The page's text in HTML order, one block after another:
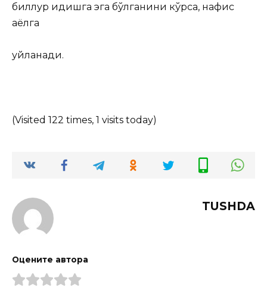
биллур идишга эга бўлганини кўрса, нафис
аёлга
уйланади.
(Visited 122 times, 1 visits today)
TUSHDA
Оцените автора